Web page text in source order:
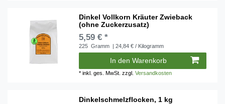
Dinkel Vollkorn Kräuter Zwieback
(ohne Zuckerzusatz)
5,59 € *
225 Gramm | 24,84 € / Kilogramm
In den Warenkorb
*inkl. ges. MwSt. zzgl.Versandkosten
Dinkelschmelzflocken, 1 kg